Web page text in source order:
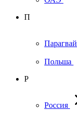
П
Парагвай
Польша
Р
Россия